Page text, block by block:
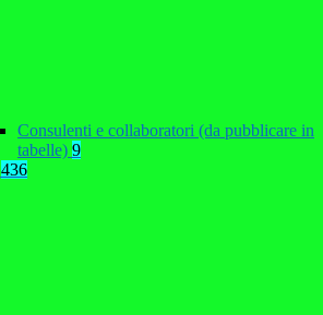
Consulenti e collaboratori (da pubblicare in
tabelle) 9
436